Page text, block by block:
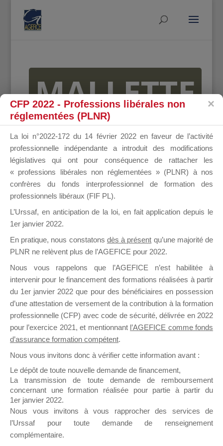
MALLETTE
DU
DIRIGEANT
Ce groupe est destiné aux Organismes de
Formation qui souhaitent répondre à l’Appel à
Propositions Mallette du Dirigeant.
sur lequel il est possible de laisser un message
ou poser une question.
NB : Il est nécessaire d’êtreinscrit(e)pour
pouvoir rejoindre ce groupe
CFP 2022 - Professions libérales non
réglementées (PLNR)
La loi n°2022-172 du 14 février 2022 en faveur de l’activité
professionnelle indépendante a introduit des modifications
législatives qui ont pour conséquence de rattacher les
« professions libérales non réglementées » (PLNR) à nos
confrères du fonds interprofessionnel de formation des
professionnels libéraux (FIF PL).
L’Urssaf, en anticipation de la loi, en fait application depuis le
1er janvier 2022.
En pratique, nous constatons dès à présent qu’une majorité de
PLNR ne relèvent plus de l’AGEFICE pour 2022.
Nous vous rappelons que l’AGEFICE n’est habilitée à
intervenir pour le financement des formations réalisées à partir
du 1er janvier 2022 que pour des bénéficiaires en possession
d’une attestation de versement de la contribution à la formation
professionnelle (CFP) avec code de sécurité, délivrée en 2022
pour l’exercice 2021, et mentionnant l’AGEFICE comme fonds
d’assurance formation compétent.
Nous vous invitons donc à vérifier cette information avant :
Le dépôt de toute nouvelle demande de financement,
La transmission de toute demande de remboursement
concernant une formation réalisée pour partie à partir du
1er janvier 2022.
Nous vous invitons à vous rapprocher des services de
l’Urssaf pour toute demande de renseignement
complémentaire.